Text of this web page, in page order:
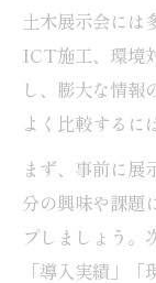
土木展示会には
ICT施工、環境
し、膨大な情報
よく比較するに
まず、事前に展
分の興味や課題
プしましょう。
「導入実績」